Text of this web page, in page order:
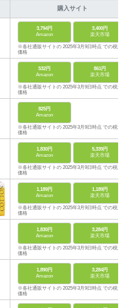
購入サイト
3,794円
Amazon
3,400円
楽天市場
※各社通販サイトの 2025年3月9日時点 での税込
価格
532円
Amazon
861円
楽天市場
※各社通販サイトの 2025年3月9日時点 での税込
価格
825円
Amazon
※各社通販サイトの 2025年3月9日時点 での税込
価格
1,830円
Amazon
5,339円
楽天市場
※各社通販サイトの 2025年3月9日時点 での税込
価格
1,189円
Amazon
1,189円
楽天市場
※各社通販サイトの 2025年3月9日時点 での税込
価格
1,830円
Amazon
3,284円
楽天市場
※各社通販サイトの 2025年3月9日時点 での税込
価格
1,890円
Amazon
3,284円
楽天市場
※各社通販サイトの 2025年3月9日時点 での税込
価格